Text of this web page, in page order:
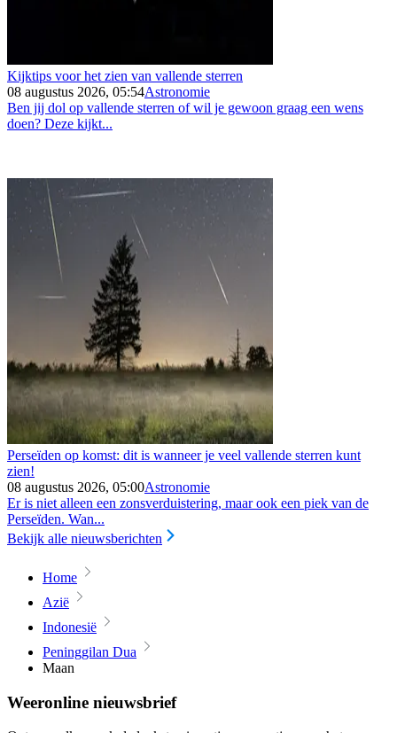
Kijktips voor het zien van vallende sterren
08 augustus 2026, 05:54Astronomie
Ben jij dol op vallende sterren of wil je gewoon graag een wens
doen? Deze kijkt...
Perseïden op komst: dit is wanneer je veel vallende sterren kunt
zien!
08 augustus 2026, 05:00Astronomie
Er is niet alleen een zonsverduistering, maar ook een piek van de
Perseïden. Wan...
Bekijk alle nieuwsberichten
Home
Azië
Indonesië
Peninggilan Dua
Maan
Weeronline nieuwsbrief